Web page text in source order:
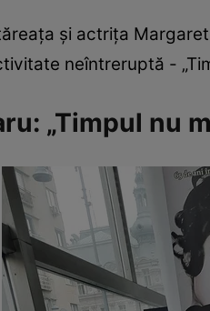
și actrița
neîntreruptă -
„Timpul nu